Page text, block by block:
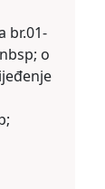
br.01-
o